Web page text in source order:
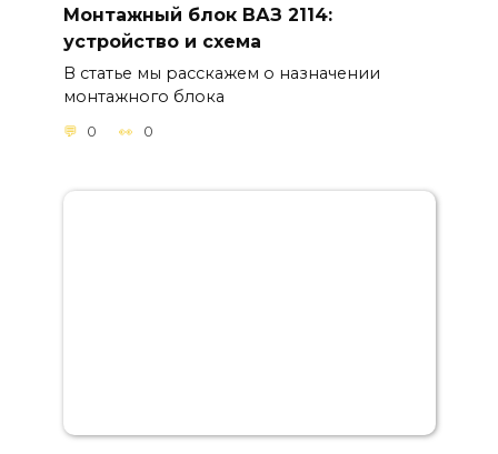
Монтажный блок ВАЗ 2114:
устройство и схема
В статье мы расскажем о назначении
монтажного блока
0 0